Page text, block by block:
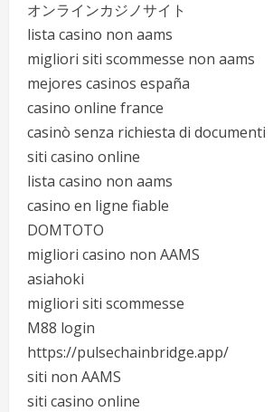
オンラインカジノサイト
lista casino non aams
migliori siti scommesse non aams
mejores casinos españa
casino online france
casinò senza richiesta di documenti
siti casino online
lista casino non aams
casino en ligne fiable
DOMTOTO
migliori casino non AAMS
asiahoki
migliori siti scommesse
M88 login
https://pulsechainbridge.app/
siti non AAMS
siti casino online